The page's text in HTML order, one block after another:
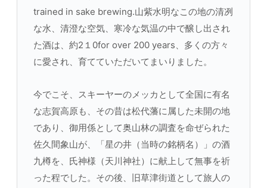
trained in sake brewing.山紫水明なこの地の清冽
な水、清澄な空気、寒冷な気温の中で醸し出され
た酒は、約2１0for over 200 years、多くの方々
に愛され、育てていただいてまいりました。
今でこそ、スキーヤーのメッカとして全国に有名
な志賀高原も、その昔は松代藩に属した未開の地
であり、御用係として奥山林の調査を命ぜられた
佐久間象山が、「星の井（当時の銘柄名）」の酒
九樽を、氏神様（天川神社）に献上して無事を祈
った程でした。その後、旧草津街道として旅人の